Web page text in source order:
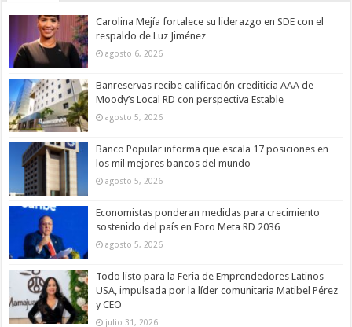
Carolina Mejía fortalece su liderazgo en SDE con el
respaldo de Luz Jiménez
agosto 6, 2026
Banreservas recibe calificación crediticia AAA de
Moody’s Local RD con perspectiva Estable
agosto 5, 2026
Banco Popular informa que escala 17 posiciones en
los mil mejores bancos del mundo
agosto 5, 2026
Economistas ponderan medidas para crecimiento
sostenido del país en Foro Meta RD 2036
agosto 5, 2026
Todo listo para la Feria de Emprendedores Latinos
USA, impulsada por la líder comunitaria Matibel Pérez
y CEO
julio 31, 2026